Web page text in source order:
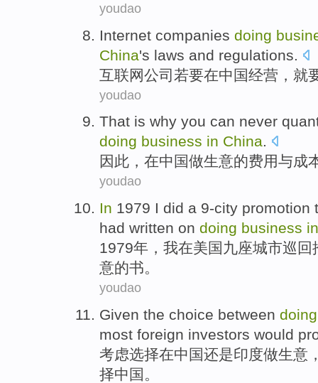
youdao
Internet companies doing
China's laws and regulations
互联网公司 若要在中国经营 ， 就
youdao
That is why you can never
doing business in China.
因此 ， 在中国做生意的费用与成
youdao
In 1979 I did a 9-city promotion
had written on doing business
1979年， 我在美国 九座城市巡回
意的书。
youdao
Given the choice between
most foreign investors would
考虑选择在中国还是印度做生意
择中国。